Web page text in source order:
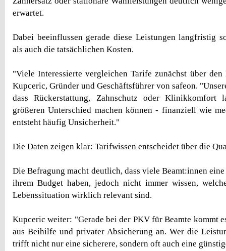
erwartet.
Dabei beeinflussen gerade diese Leistungen langfristig
als auch die tatsächlichen Kosten.
"Viele Interessierte vergleichen Tarife zunächst über
Kupceric, Gründer und Geschäftsführer von safeon.
dass Rückerstattung, Zahnschutz oder Klinikkomfort
größeren Unterschied machen können - finanziell wie
entsteht häufig Unsicherheit."
Die Daten zeigen klar: Tarifwissen entscheidet über die
Die Befragung macht deutlich, dass viele Beamt:innen
ihrem Budget haben, jedoch nicht immer wissen,
Lebenssituation wirklich relevant sind.
Kupceric weiter: "Gerade bei der PKV für Beamte kommt
aus Beihilfe und privater Absicherung an. Wer die
trifft nicht nur eine sicherere, sondern oft auch eine